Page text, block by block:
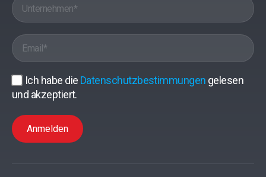
Ich habe die Datenschutzbestimmungen gelesen
und akzeptiert.
Anmelden